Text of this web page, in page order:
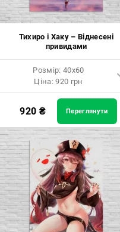
Тихиро і Хаку – Віднесені
привидами
Розмір: 40x60
Ціна: 920 грн
Розмір: 40x60 Ціна: 920 грн
Розмір: 60x90 Ціна: 1650 грн
Розмір: 80x120 Ціна: 2050 грн
920 ₴ Переглянути